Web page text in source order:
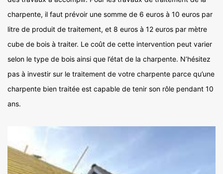
charpente, il faut prévoir une somme de 6 euros à 10 euros par
litre de produit de traitement, et 8 euros à 12 euros par mètre
cube de bois à traiter. Le coût de cette intervention peut varier
selon le type de bois ainsi que l’état de la charpente. N’hésitez
pas à investir sur le traitement de votre charpente parce qu’une
charpente bien traitée est capable de tenir son rôle pendant 10
ans.